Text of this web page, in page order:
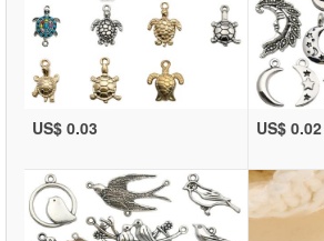
US$ 0.03 US$ 0.02